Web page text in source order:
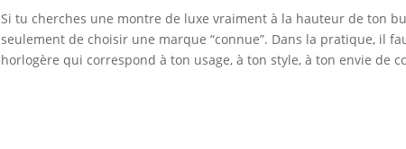
Si tu cherches une montre de luxe vraiment à la hauteur de ton
seulement de choisir une marque “connue”. Dans la pratique, il
horlogère qui correspond à ton usage, à ton style, à ton envie de